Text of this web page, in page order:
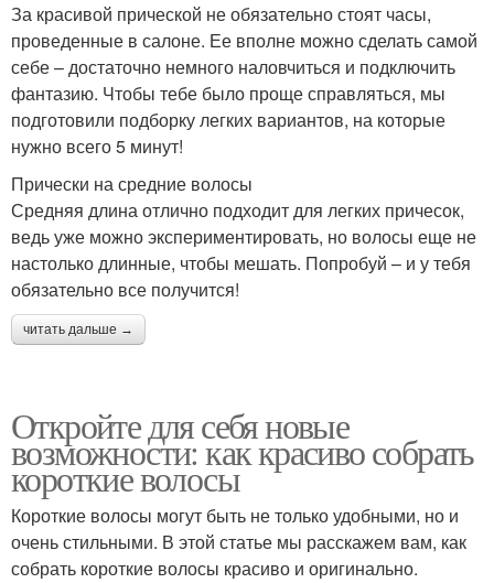
За красивой прической не обязательно стоят часы,
проведенные в салоне. Ее вполне можно сделать самой
себе – достаточно немного наловчиться и подключить
фантазию. Чтобы тебе было проще справляться, мы
подготовили подборку легких вариантов, на которые
нужно всего 5 минут!
Прически на средние волосы
Средняя длина отлично подходит для легких причесок,
ведь уже можно экспериментировать, но волосы еще не
настолько длинные, чтобы мешать. Попробуй – и у тебя
обязательно все получится!
читать дальше →
Откройте для себя новые
возможности: как красиво собрать
короткие волосы
Короткие волосы могут быть не только удобными, но и
очень стильными. В этой статье мы расскажем вам, как
собрать короткие волосы красиво и оригинально.